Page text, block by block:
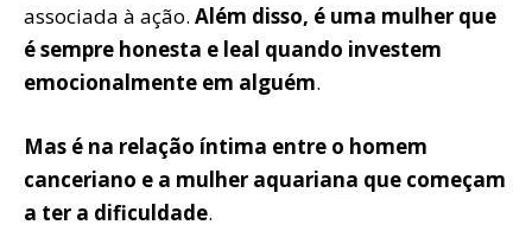
associada à ação. Além disso, é uma mulher que
é sempre honesta e leal quando investem
emocionalmente em alguém.
Mas é na relação íntima entre o homem
canceriano e a mulher aquariana que começam
a ter a dificuldade.